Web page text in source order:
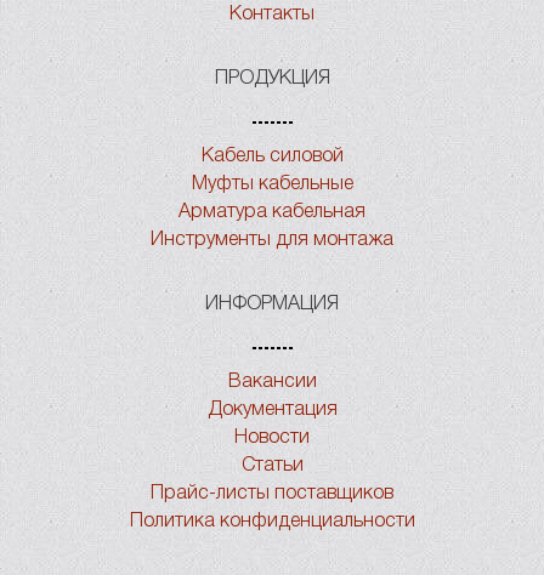
Контакты
ПРОДУКЦИЯ
Кабель силовой
Муфты кабельные
Арматура кабельная
Инструменты для монтажа
ИНФОРМАЦИЯ
Вакансии
Документация
Новости
Статьи
Прайс-листы поставщиков
Политика конфиденциальности